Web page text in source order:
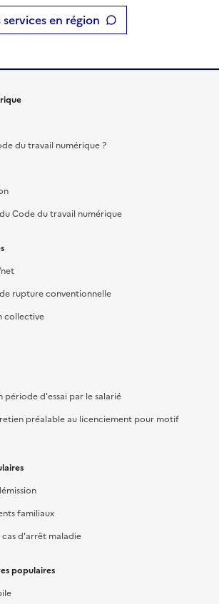
en région
du travail numérique ?
Code du travail numérique
rupture conventionnelle
collective
d'essai par le salarié
préalable au licenciement pour motif
familiaux
cas d'arrêt maladie
populaires